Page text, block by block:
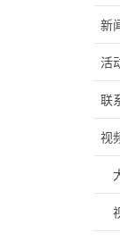
新
活
联
视